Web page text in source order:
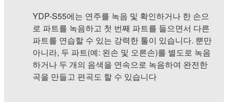
YDP-S55에는 연주를 녹음 및 확인하거나 한 손으
로 파트를 녹음하고 첫 번째 파트를 들으면서 다른
파트를 연습할 수 있는 강력한 툴이 있습니다. 뿐만
아니라, 두 파트(예: 왼손 및 오른손)를 별도로 녹음
하거나 두 개의 음색을 연속으로 녹음하여 완전한
곡을 만들고 편곡도 할 수 있습니다